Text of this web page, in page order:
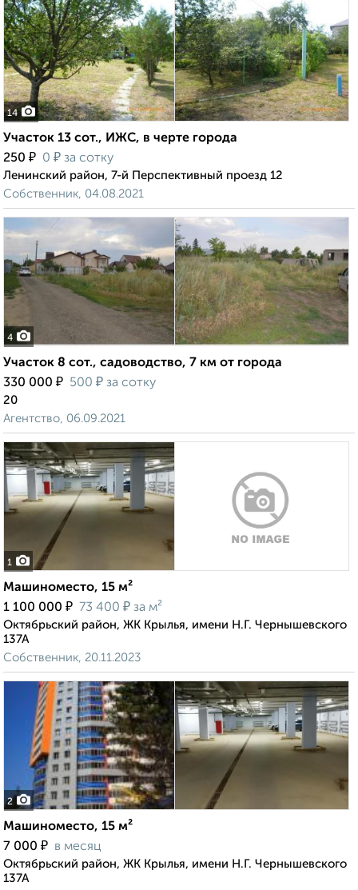
14
Участок 13 сот., ИЖС, в черте города
250 ₽ 0 ₽ за сотку
Ленинский район, 7-й Перспективный проезд 12
Собственник, 04.08.2021
4
Участок 8 сот., садоводство, 7 км от города
330 000 ₽ 500 ₽ за сотку
20
Агентство, 06.09.2021
1
Машиноместо, 15 м²
1 100 000 ₽ 73 400 ₽ за м²
Октябрьский район, ЖК Крылья, имени Н.Г. Чернышевского
137А
Собственник, 20.11.2023
2
Машиноместо, 15 м²
7 000 ₽ в месяц
Октябрьский район, ЖК Крылья, имени Н.Г. Чернышевского
137А